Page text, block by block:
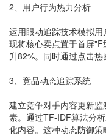
2、用户行为热力分析
运用眼动追踪技术模拟
现将核心卖点置于首屏
升82%。同时通过点击热
3、竞品动态追踪系统
建立竞争对手内容更新
素。通过TF-IDF算法分
化内容。这种动态防御策